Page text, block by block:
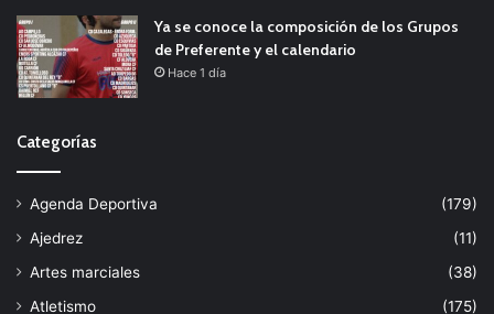
Ya se conoce la composición de los Grupos
de Preferente y el calendario
Hace 1 día
Categorías
Agenda Deportiva
(179)
Ajedrez
(11)
Artes marciales
(38)
Atletismo
(175)